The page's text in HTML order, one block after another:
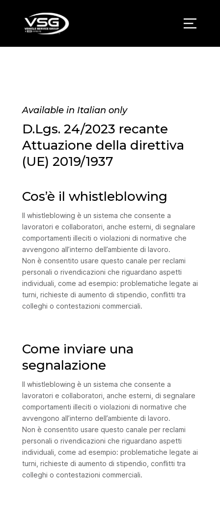
Available in Italian only
D.Lgs. 24/2023 recante
Attuazione della direttiva
(UE) 2019/1937
Cos’è il whistleblowing
Il whistleblowing è un sistema che consente a
lavoratori e collaboratori, anche esterni, di segnalare
comportamenti illeciti o violazioni di normative che
avvengono all’interno dell’ambiente di lavoro.
Non è consentito usare questo canale per reclami
personali o rivendicazioni che riguardano aspetti
individuali, come ad esempio: problematiche legate ai
turni, richieste di aumento di stipendio, conflitti tra
colleghi o contestazioni commerciali.
Come inviare una
segnalazione
Il whistleblowing è un sistema che consente a
lavoratori e collaboratori, anche esterni, di segnalare
comportamenti illeciti o violazioni di normative che
avvengono all’interno dell’ambiente di lavoro.
Non è consentito usare questo canale per reclami
personali o rivendicazioni che riguardano aspetti
individuali, come ad esempio: problematiche legate ai
turni, richieste di aumento di stipendio, conflitti tra
colleghi o contestazioni commerciali.